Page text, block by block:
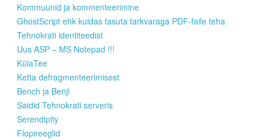
Kommuunid ja kommenteerimine
GhostScript ehk kuidas tasuta tarkvaraga PDF-faile teha
Tehnokrati identiteedist
Uus ASP – MS Notepad !!!
KülaTee
Ketta defragmenteerimisest
Bench ja Benji
Saidid Tehnokrati serveris
Serendipity
Flopireeglid